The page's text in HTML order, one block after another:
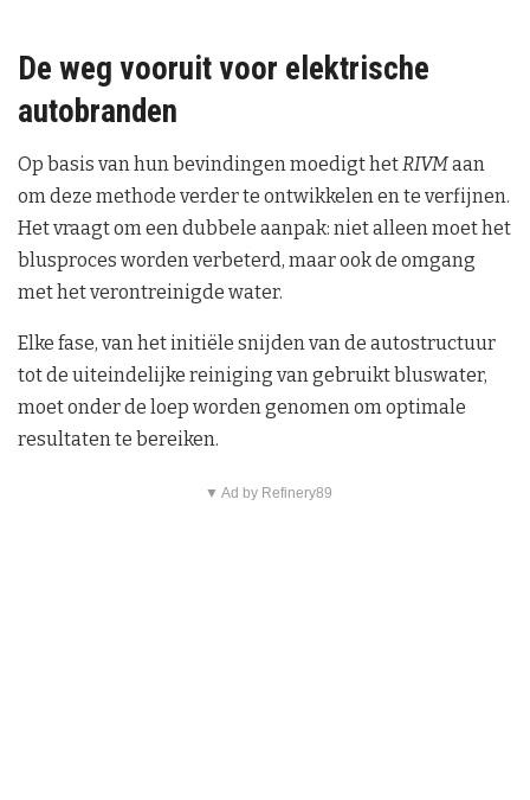
De weg vooruit voor elektrische
autobranden
Op basis van hun bevindingen moedigt hetRIVMaan
om deze methode verder te ontwikkelen en te verfijnen.
Het vraagt om een dubbele aanpak: niet alleen moet het
blusproces worden verbeterd, maar ook de omgang
met het verontreinigde water.
Elke fase, van het initiële snijden van de autostructuur
tot de uiteindelijke reiniging van gebruikt bluswater,
moet onder de loep worden genomen om optimale
resultaten te bereiken.
▼ Ad by Refinery89